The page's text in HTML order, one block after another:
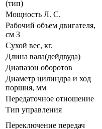
(тип)
Мощность Л. С.
Рабочий объем двигателя,
см 3
Сухой вес, кг.
Длина вала(дейдвуда)
Диапазон оборотов
Диаметр цилиндра и ход
поршня, мм
Передаточное отношение
Тип управления
Переключение передач